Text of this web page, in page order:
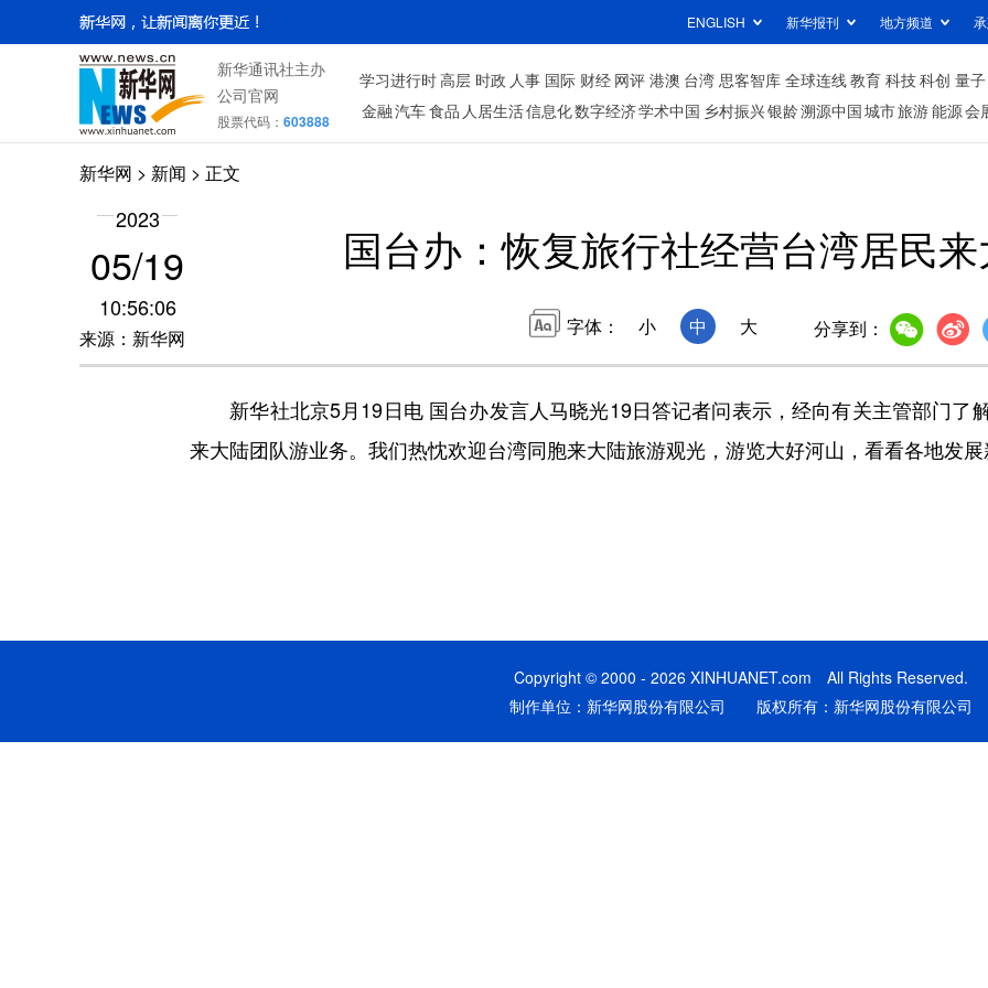
ENGLISH 新华报刊 地方频道
新华通讯社主办
公司官网
股票代码： 603888
学习进行时高层 时政 人事 国际 财经 网评 港澳 台湾 思客智库 全球连线教育 科技科创 量子
金融汽车食品 人居生活信息化数字经济学术中国 乡村振兴银龄溯源中国城市旅游能源会
新华网 > 新闻 > 正文
2023
05/19
10:56:06
来源：新华网
国台办：恢复旅行社经营台湾居民
字体： 小 中 大 分享到：
新华社北京5月19日电 国台办发言人马晓光19日答记者问表示，经向有关主管部门了
来大陆团队游业务。我们热忱欢迎台湾同胞来大陆旅游观光，游览大好河山，看看各地发展
Copyright © 2000 - 2026 XINHUANET.com All Rights Reserved.
制作单位：新华网股份有限公司 版权所有：新华网股份有限公司